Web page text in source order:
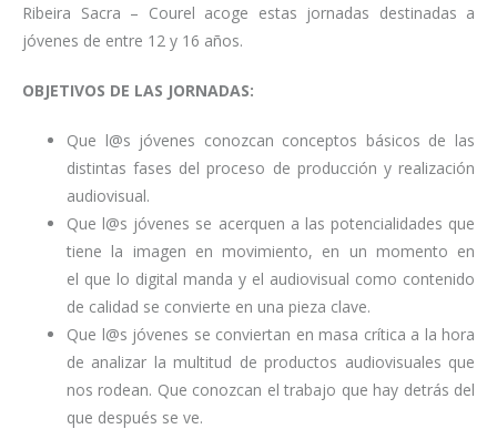
Ribeira Sacra – Courel acoge estas jornadas destinadas a
jóvenes de entre 12 y 16 años.
OBJETIVOS DE LAS JORNADAS:
Que l@s jóvenes conozcan conceptos básicos de las
distintas fases del proceso de producción y realización
audiovisual.
Que l@s jóvenes se acerquen a las potencialidades que
tiene la imagen en movimiento, en un momento en
el que lo digital manda y el audiovisual como contenido
de calidad se convierte en una pieza clave.
Que l@s jóvenes se conviertan en masa crítica a la hora
de analizar la multitud de productos audiovisuales que
nos rodean. Que conozcan el trabajo que hay detrás del
que después se ve.